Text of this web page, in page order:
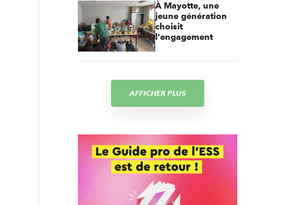
À Mayotte, une
jeune génération
choisit
l'engagement
AFFICHER PLUS